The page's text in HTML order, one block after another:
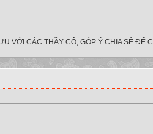
VỚI CÁC THẦY CÔ, GÓP Ý CHIA SẺ ĐỂ